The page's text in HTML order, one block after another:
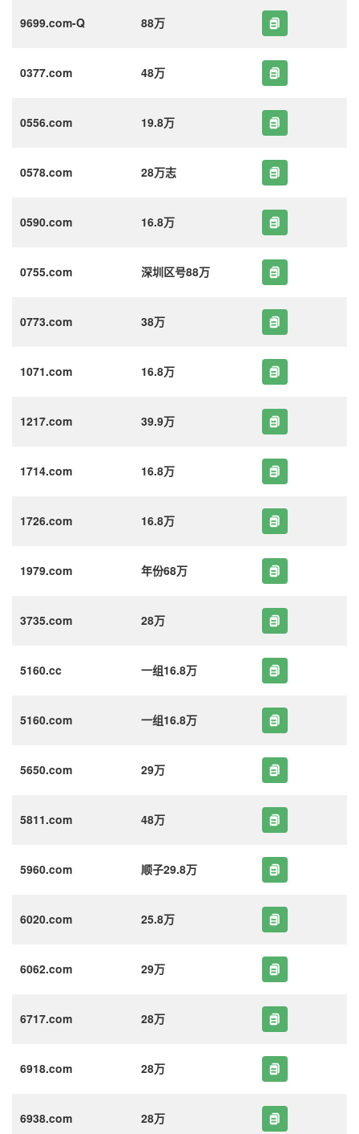
9699.com-Q 88万
0377.com 48万
0556.com 19.8万
0578.com 28万志
0590.com 16.8万
0755.com 深圳区号88万
0773.com 38万
1071.com 16.8万
1217.com 39.9万
1714.com 16.8万
1726.com 16.8万
1979.com 年份68万
3735.com 28万
5160.cc 一组16.8万
5160.com 一组16.8万
5650.com 29万
5811.com 48万
5960.com 顺子29.8万
6020.com 25.8万
6062.com 29万
6717.com 28万
6918.com 28万
6938.com 28万